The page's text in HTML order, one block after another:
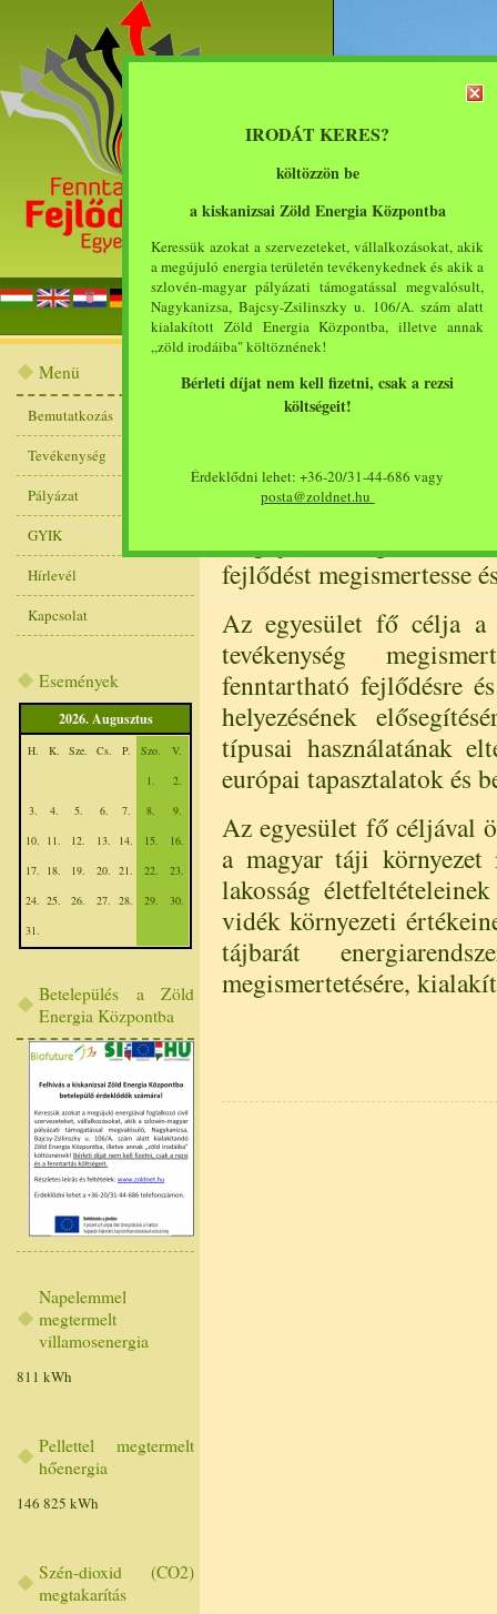
IRODÁT KERES?
költözzön be
a kiskanizsai Zöld Energia Központba
Keressük azokat a szervezeteket, vállalkozásokat, akik
a megújuló energia területén tevékenykednek és akik a
szlovén-magyar pályázati támogatással megvalósult,
Nagykanizsa, Bajcsy-Zsilinszky u. 106/A. szám alatt
kialakított Zöld Energia Központba, illetve annak
„zöld irodáiba" költöznének!
Bérleti díjat nem kell fizetni, csak a rezsi
költségeit!
Érdeklődni lehet: +36-20/31-44-686 vagy
posta@zoldnet.hu
főoldal
Menü
Bemutatkozás
Tevékenység
Pályázat
GYIK
Hírlevél
Kapcsolat
Események
2026. Augusztus
H. K. Sze. Cs. P. Szo.
V.
1.
2.
3.
4. 5. 6. 7. 8.
9.
10. 11. 12. 13. 14. 15.
16.
17. 18. 19. 20. 21. 22.
23.
24. 25. 26. 27. 28. 29.
30.
31.
Betelepülés a Zöld
Energia Központba
Napelemmel
megtermelt
villamosenergia
811 kWh
Pellettel megtermelt
hőenergia
146 825 kWh
Szén-dioxid (CO2)
megtakarítás
Bemutatkozás
A Fenntartható
azzal a céllal, hogy
megújuló
fejlődést megismertesse
Az egyesület fő célja a
tevékenység
fenntartható fejlődésre
helyezésének
típusai használatának
európai tapasztalatok és
Az egyesület fő céljával
a magyar táji környezet
lakosság
vidék környezeti
tájbarát
megismertetésére,